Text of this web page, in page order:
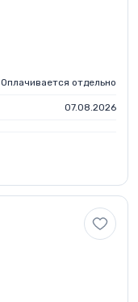
Оплачивается отдельно
07.08.2026